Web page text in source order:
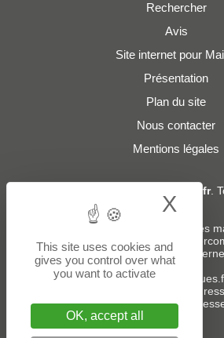
Rechercher
Avis
Site internet pour
Présentation
Plan du site
Nous contacter
Mentions légales
Adresses-Mairies.fr.
Services :
Liste des adresses e-mails des
Liste des adresses e-mails des
-Création ou refonte du site
Sites partenaires:
Adresses-Colleges.fr-
This site uses cookies and
gives you control over what
you want to activate
OK, accept all
X